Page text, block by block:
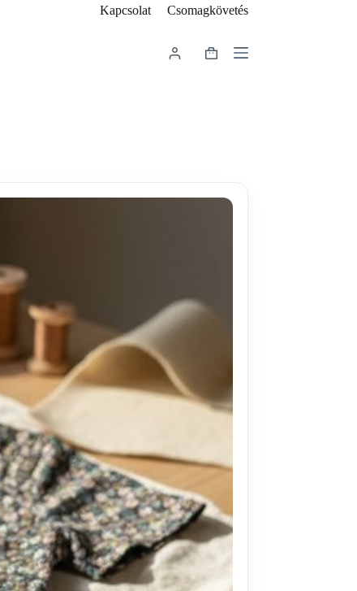
Kapcsolat Csomagkövetés
Shopping